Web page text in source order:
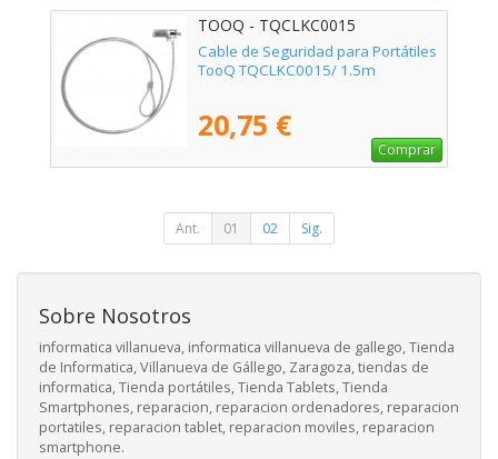
TOOQ - TQCLKC0015
Cable de Seguridad para Portátiles
TooQ TQCLKC0015/ 1.5m
20,75 €
Comprar
Ant. 01 02 Sig.
Sobre Nosotros
informatica villanueva, informatica villanueva de gallego, Tienda
de Informatica, Villanueva de Gállego, Zaragoza, tiendas de
informatica, Tienda portátiles, Tienda Tablets, Tienda
Smartphones, reparacion, reparacion ordenadores, reparacion
portatiles, reparacion tablet, reparacion moviles, reparacion
smartphone.